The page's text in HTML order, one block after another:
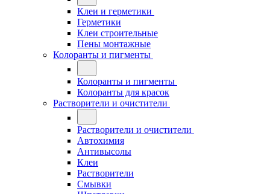
Клеи и герметики
Герметики
Клеи строительные
Пены монтажные
Колоранты и пигменты
Колоранты и пигменты
Колоранты для красок
Растворители и очистители
Растворители и очистители
Автохимия
Антивысолы
Клеи
Растворители
Смывки